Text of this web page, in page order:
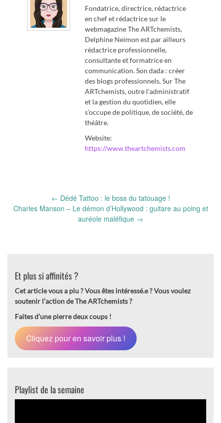
Fondatrice, directrice, rédactrice
en chef et rédactrice sur le
webmagazine The ARTchemists,
Delphine Neimon est par ailleurs
rédactrice professionnelle,
consultante et formatrice en
communication. Son dada : créer
des blogs professionnels. Sur The
ARTchemists, outre l'administratif
et la gestion du quotidien, elle
s'occupe de politique, de société, de
théâtre.
Website:
https://www.theartchemists.com
navigation
← Dédé Tattoo : le boss du tatouage !
Charles Manson – Le démon d’Hollywood : guitare au poing et
auréole maléfique →
Et plus si affinités ?
Cet article vous a plu ? Vous êtes intéressé.e ?Vous voulez
soutenir l’action de The ARTchemists ?
Faites d’une pierre deux coups !
Cliquez pour en savoir plus !
Playlist de la semaine